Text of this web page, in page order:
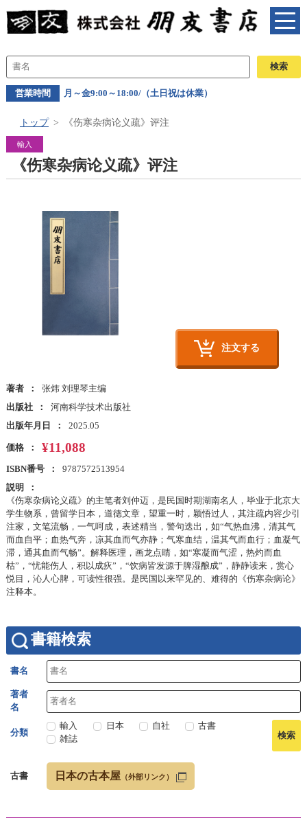
営業時間 月～金9:00～18:00/（土日祝は休業）
トップ 《伤寒杂病论义疏》评注
輸入
《伤寒杂病论义疏》评注
注文する
著者
张炜 刘理琴主编
出版社
河南科学技术出版社
出版年月日
2025.05
価格 ¥11,088
ISBN番号
9787572513954
説明
《伤寒杂病论义疏》的主笔者刘仲迈，是民国时期湖南名人，毕业于北京大
学生物系，曾留学日本，道德文章，望重一时，颖悟过人，其注疏内容少引
注家，文笔流畅，一气呵成，表述精当，警句迭出，如“气热血沸，清其气
而血自平；血热气奔，凉其血而气亦静；气寒血结，温其气而血行；血凝气
滞，通其血而气畅”。解释医理，画龙点睛，如“寒凝而气涩，热灼而血
枯”，“忧能伤人，积以成疢”，“饮病皆发源于脾湿酿成”，静静读来，赏心
悦目，沁人心脾，可读性很强。是民国以来罕见的、难得的《伤寒杂病论》
注释本。
書籍検索
書名
著者
名
分類
輸入 日本 自社
古書
雑誌
古書 日本の古本屋 （外部リンク）